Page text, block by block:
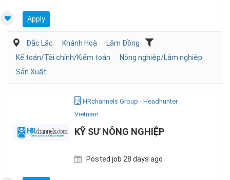
Apply
Đắc Lắc Khánh Hoà
Lâm Đồng
Kế toán/Tài chính/Kiểm toán
Nông nghiệp/Lâm nghiệp
Sản Xuất
HRchannels Group - Headhunter
Vietnam
KỸ SƯ NÔNG NGHIỆP
Posted job 28 days ago